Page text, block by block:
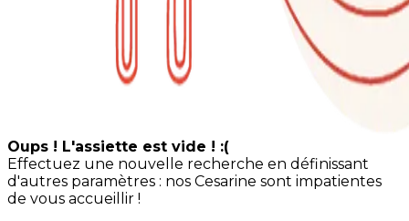
Oups ! L'assiette est vide ! :(
Effectuez une nouvelle recherche en définissant
d'autres paramètres : nos Cesarine sont impatientes
de vous accueillir !